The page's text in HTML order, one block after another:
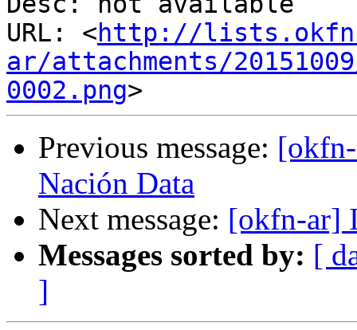
URL: <http://
ar/attachments/
0002.png
Previous message: [okfn-
Nación Data
Next message: [okfn-ar]
Messages sorted by: [
]